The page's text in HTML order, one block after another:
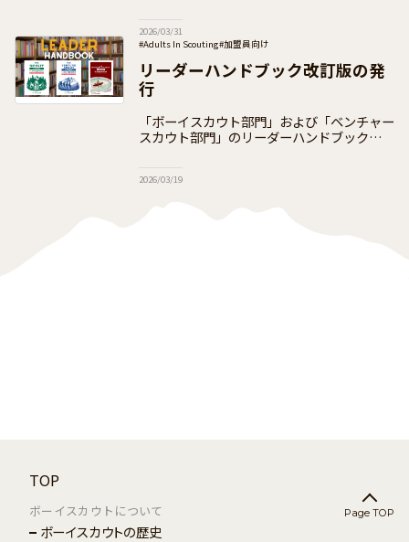
成するための訓練要員向けの3つで、それ
2026/03/31
#Adults In Scouting#加盟員向け
リーダーハンドブック改訂版の発
行
「ボーイスカウト部門」および「ベンチャー
スカウト部門」のリーダーハンドブックにつ
の見直しを行ってお
2026/03/19
Page TOP
TOP
ボーイスカウトについて
ボーイスカウトの歴史